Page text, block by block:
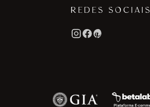
REDES SOCIAIS